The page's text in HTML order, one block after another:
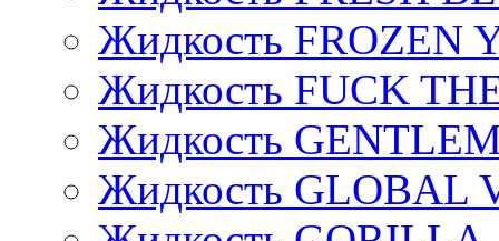
Жидкость FROZEN
Жидкость FUCK
Жидкость
Жидкость GLOBAL